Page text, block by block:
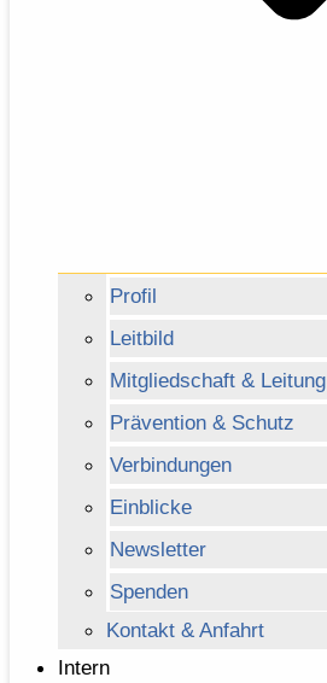
Profil
Leitbild
Mitgliedschaft & Leitung
Prävention & Schutz
Verbindungen
Einblicke
Newsletter
Spenden
Kontakt & Anfahrt
Intern